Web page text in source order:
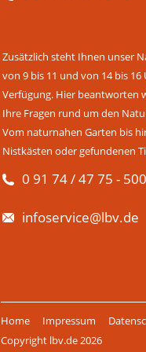
Zusätzlich steht Ihnen unser
von 9 bis 11 und von 14 bis 16
Verfügung. Hier beantworten
Ihre Fragen rund um den
Vom naturnahen Garten bis
Nistkästen oder gefundenen
0 91 74 / 47 75 -
infoservice@lbv.de
überspringen
Home Impressum
Copyright lbv.de 2026